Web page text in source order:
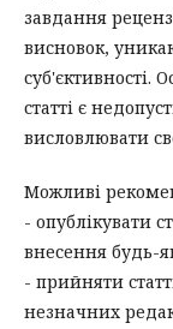
завдання
висновок,
суб'єктивності.
статті є
висловлювати
Можливі
- опублікувати
внесення будь-
- прийняти
незначних